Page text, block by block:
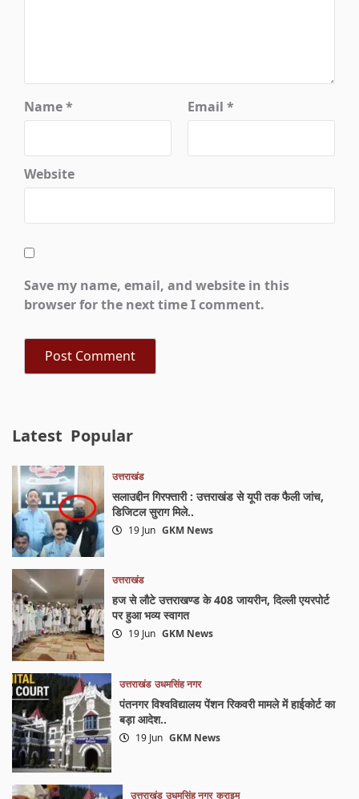
Name* Email *
Website
Save my name, email, and website in this
browser for the next time I comment.
Latest Popular
उत्तराखंड
सलाउद्दीन गिरफ्तारी : उत्तराखंड से यूपी तक फैली जांच,
डिजिटल सुराग मिले..
19 Jun GKM News
उत्तराखंड
हज से लौटे उत्तराखण्ड के 408 जायरीन, दिल्ली एयरपोर्ट
पर हुआ भव्य स्वागत
19 Jun GKM News
उत्तराखंड उधमसिंह नगर
पंतनगर विश्वविद्यालय पेंशन रिकवरी मामले में हाईकोर्ट का
बड़ा आदेश..
19 Jun GKM News
उत्तराखंड उधमसिंह नगर क्राइम